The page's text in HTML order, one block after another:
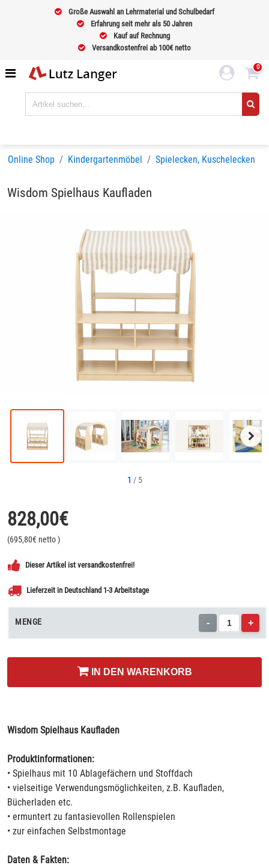
Große Auswahl an Lehrmaterial und Schulbedarf
Erfahrung seit mehr als 50 Jahren
Kauf auf Rechnung
Versandkostenfrei ab 100€ netto
0
Online Shop Kindergartenmöbel Spielecken, Kuschelecken
Wisdom Spielhaus Kaufladen
1 / 5
828,00€
(695,80€ netto)
Dieser Artikel ist versandkostenfrei!
Lieferzeit in Deutschland 1-3 Arbeitstage
MENGE - +
IN DEN WARENKORB
Wisdom Spielhaus Kaufladen
Produktinformationen:
• Spielhaus mit 10 Ablagefächern und Stoffdach
• vielseitige Verwendungsmöglichkeiten, z.B. Kaufladen,
Bücherladen etc.
• ermuntert zu fantasievollen Rollenspielen
• zur einfachen Selbstmontage
Daten & Fakten: